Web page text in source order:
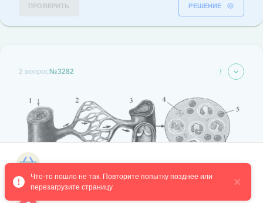
ПРОВЕРИТЬ РЕШЕНИЕ
2 вопрос №3282
Установите соответствие между характеристиками и сосудами
Что-то пошло не так. Повторите попытку позднее или
перезагрузите страницу